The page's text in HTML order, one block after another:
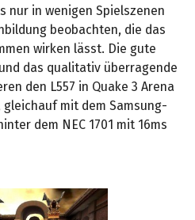
nur in wenigen Spielszenen
beobachten, die das
wirken lässt. Die gute
das qualitativ überragende
den L557 in Quake 3 Arena
mit dem Samsung-
dem NEC 1701 mit 16ms